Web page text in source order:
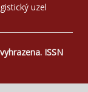
uzel
ISSN